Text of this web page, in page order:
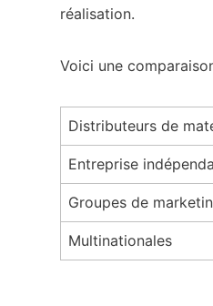
réalisation.
Voici une
Distributeurs de
Entreprise
Groupes de
Multinationales